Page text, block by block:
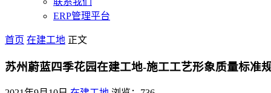
ERP管理平台
首页 在建工地 正文
苏州蔚蓝四季花园在建工地-施工工艺形象质量标准